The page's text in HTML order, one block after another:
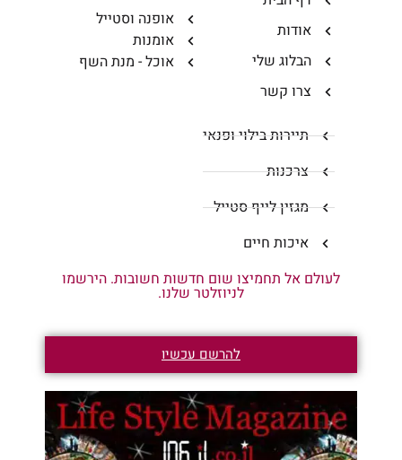
אודות
הבלוג שלי
צרו קשר
אופנה וסטייל
אומנות
אוכל - מנת השף
תיירות בילוי ופנאי
צרכנות
מגזין לייף סטייל
איכות חיים
לעולם אל תחמיצו שום חדשות חשובות. הירשמו
לניוזלטר שלנו.
להרשם עכשיו